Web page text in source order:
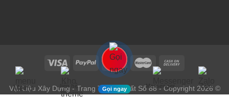
Vật Liệu Xây Dựng - Trang Trí Nội Thất Số 88 - Copyright 2026 ©
Menu liên hệ Gọi ngay Messenger Zalo